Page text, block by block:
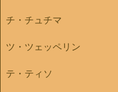
チ・チュチマ
ツ・ツェッペリン
テ・ティソ